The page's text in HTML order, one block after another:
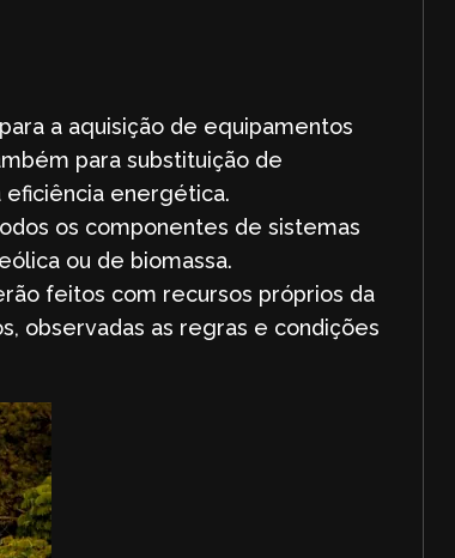
a aquisição de equipamentos
para substituição de
energética.
os componentes de sistemas
ou de biomassa.
feitos com recursos próprios da
observadas as regras e condições